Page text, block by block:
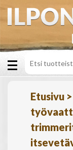
Etusivu >